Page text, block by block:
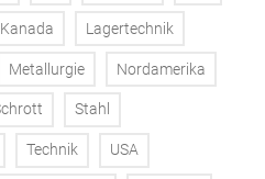
Kanada Lagertechnik
Metallurgie Nordamerika
Stahl
Technik USA